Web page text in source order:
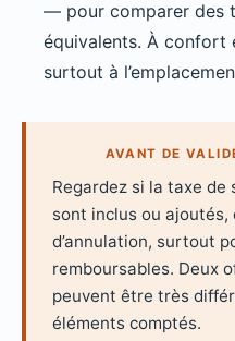
— pour comparer des
équivalents. À confort
surtout à
AVANT DE
Regardez si la taxe
sont inclus ou
d’annulation, surtout
remboursables. Deux
peuvent être très
éléments comptés.